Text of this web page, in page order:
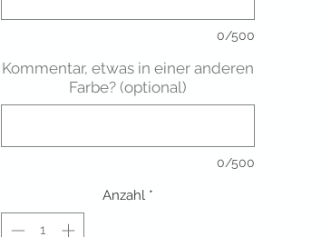
0/500
Kommentar, etwas in einer anderen
Farbe? (optional)
0/500
Anzahl *